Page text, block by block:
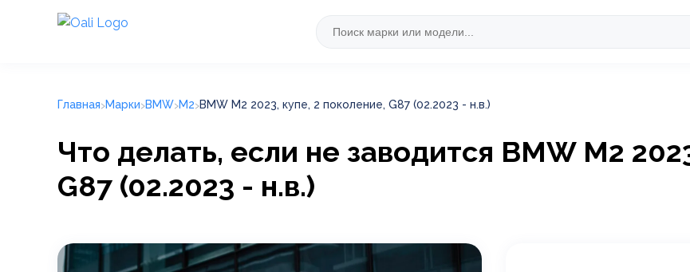
Главная Марки BMW M2 BMW M2 2023, купе, 2 поколение, G87 (02.2023 - н.в.)
Что делать, если не заводится BMW M2
G87 (02.2023 - н.в.)